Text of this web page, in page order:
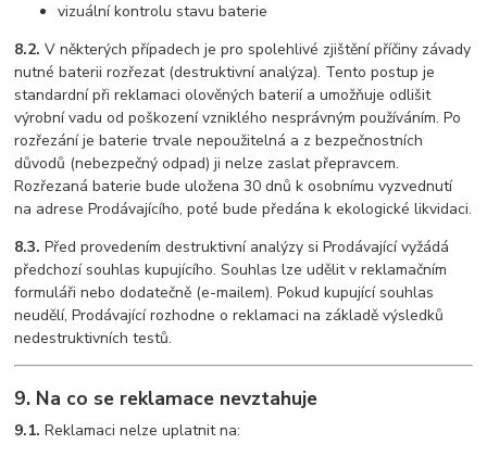
vizuální kontrolu stavu baterie
8.2. V některých případech je pro spolehlivé zjištění příčiny závady
nutné baterii rozřezat (destruktivní analýza). Tento postup je
standardní při reklamaci olověných baterií a umožňuje odlišit
výrobní vadu od poškození vzniklého nesprávným používáním. Po
rozřezání je baterie trvale nepoužitelná a z bezpečnostních
důvodů (nebezpečný odpad) ji nelze zaslat přepravcem.
Rozřezaná baterie bude uložena 30 dnů k osobnímu vyzvednutí
na adrese Prodávajícího, poté bude předána k ekologické likvidaci.
8.3. Před provedením destruktivní analýzy si Prodávající vyžádá
předchozí souhlas kupujícího. Souhlas lze udělit v reklamačním
formuláři nebo dodatečně (e-mailem). Pokud kupující souhlas
neudělí, Prodávající rozhodne o reklamaci na základě výsledků
nedestruktivních testů.
9. Na co se reklamace nevztahuje
9.1. Reklamaci nelze uplatnit na: